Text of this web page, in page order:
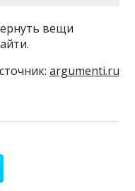
вещи
argumenti.ru